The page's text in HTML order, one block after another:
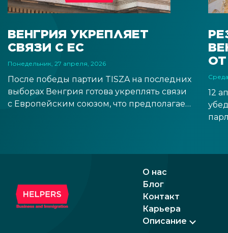
ВЕНГРИЯ УКРЕПЛЯЕТ
СВЯЗИ С ЕС
Понедельник, 27 апреля, 2026
После победы партии TISZA на последних
выборах Венгрия готова укреплять связи
с Европейским союзом, что предполагает
Рынки уже положительно реагируют на
еще более привлекательной для бизнеса
и инвестиций.
12
О нас
Блог
Контакт
Карьера
Описание